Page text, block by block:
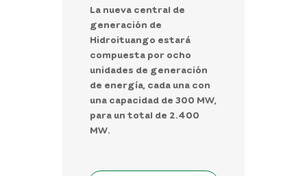
La nueva central de
generación de
Hidroituango estará
compuesta por ocho
unidades de generación
de energía, cada una con
una capacidad de 300 MW,
para un total de 2.400
MW.